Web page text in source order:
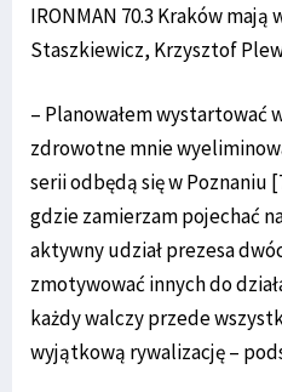
IRONMAN 70.3 Kraków
Staszkiewicz, Krzysztof
– Planowałem wystartować
zdrowotne mnie
serii odbędą się w Poznaniu
gdzie zamierzam pojechać
aktywny udział prezesa
zmotywować innych do
każdy walczy przede
wyjątkową rywalizację ­–